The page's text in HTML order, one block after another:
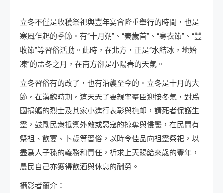
立冬不僅是收穫祭祀與豐年宴會隆重舉行的時間，也是
寒風乍起的季節。有“十月朔”、“秦歲首”、“寒衣節”、“豐
收節”等習俗活動。此時，在北方，正是“水結冰，地始
凍”的孟冬之月，在南方卻是小陽春的天氣。
立冬習俗有的改了，也有沿襲至今的。立冬是十月的大
節，在漢魏時期，這天天子要親率羣臣迎接冬氣，對爲
國捐軀的烈士及其家小進行表彰與撫卹，請死者保護生
靈，鼓勵民衆抵禦外敵或惡寇的掠奪與侵襲，在民間有
祭祖、飲宴、卜歲等習俗，以時令佳品向祖靈祭祀，以
盡爲人子孫的義務和責任，祈求上天賜給來歲的豐年，
農民自己亦獲得飲酒與休息的酬勞。
攝影者簡介：